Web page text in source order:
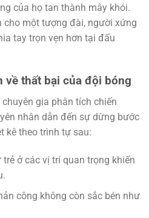
của họ tan thành mây khói.
cho một tượng đài, người xứng
tay trọn vẹn hơn tại đấu
về thất bại của đội bóng
gia phân tích chiến
nhân dẫn đến sự dừng bước
kê theo trình tự sau:
ở các vị trí quan trọng khiến
công không còn sắc bén như